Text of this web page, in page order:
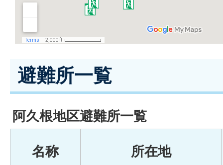
避難所一覧
阿久根地区避難所一覧
名称 所在地